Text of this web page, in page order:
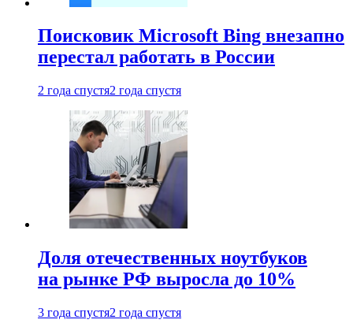
Поисковик Microsoft Bing внезапно
перестал работать в России
2 года спустя2 года спустя
Доля отечественных ноутбуков
на рынке РФ выросла до 10%
3 года спустя2 года спустя